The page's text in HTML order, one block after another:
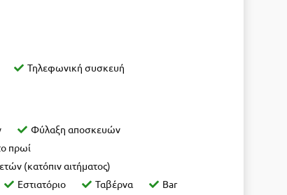
Τηλεφωνική συσκευή
Φύλαξη αποσκευών
πρωί
(κατόπιν αιτήματος)
Εστιατόριο Ταβέρνα
Bar